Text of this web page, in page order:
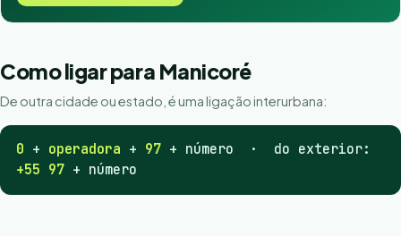
Como ligar para Manicoré
De outra cidade ou estado, é uma ligação interurbana:
0 + operadora + 97 + número · do exterior:
+55 97 + número